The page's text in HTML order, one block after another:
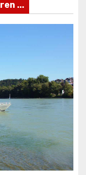
...